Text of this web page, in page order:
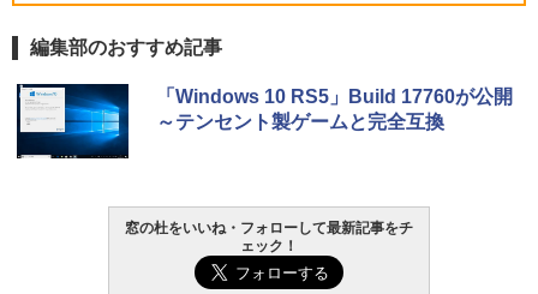
Robloxギフトカード - 800 Robux 【限
定バーチャルアイテムを含む】 【オンラ
インゲームコード】 ロブロックス | オン
Robloxギフトカード - 2,000 Robux 【限
定バーチャルアイテムを含む】 【オンラ
生成AIパスポート公式テキスト 第４版
￥1,766
1冊ですべて身につくHTML & CSSとWe
bデザイン入門講座［第2版］
Amazon Kindle - 目に優しい、かさばら
ない、大きな画面で読みやすい、6週間持
続バッテリー、6インチディスプレイ電子
￥16,980
Kindle Paperwhite シグニチャーエディ
編集部のおすすめ記事
「Windows 10 RS5」Build 17760が公開
～テンセント製ゲームと完全互換
窓の杜をいいね・フォローして最新記事をチ
ェック！